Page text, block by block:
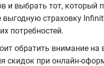
и выбрать тот, который
выгодную страховку
потребностей.
обратить внимание на
скидок при онлайн-